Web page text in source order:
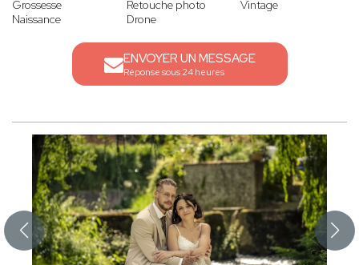
Grossesse
Naissance
Retouche photo
Drone
Vintage
ENVOYER UN MESSAGE
Réponse sous 24 heures